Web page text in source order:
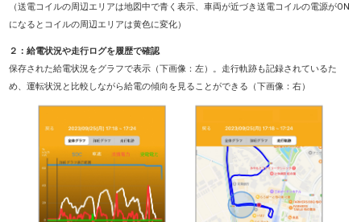
（送電コイルの周辺エリアは地図中で青く表示、車両が近づき送電コイルの電源がON
になるとコイルの周辺エリアは黄色に変化）
２：給電状況や走行ログを履歴で確認
保存された給電状況をグラフで表示（下画像：左）。走行軌跡も記録されているた
め、運転状況と比較しながら給電の傾向を見ることができる（下画像：右）